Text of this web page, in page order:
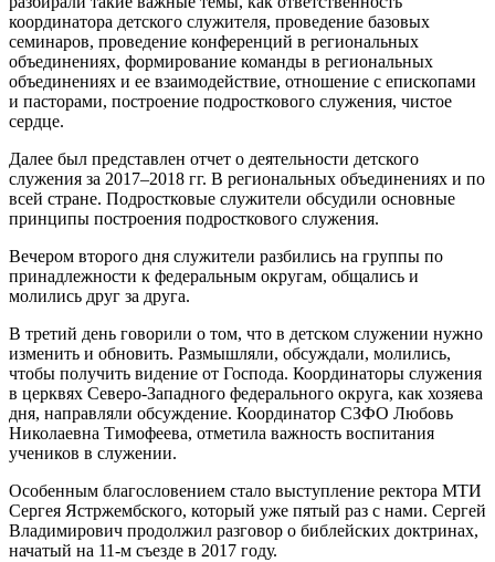
координатора детского служителя, проведение базовых
семинаров, проведение конференций в региональных
объединениях, формирование команды в региональных
объединениях и ее взаимодействие, отношение с епископами
и пасторами, построение подросткового служения, чистое
сердце.
Далее был представлен отчет о деятельности детского
служения за 2017–2018 гг. В региональных объединениях и по
всей стране. Подростковые служители обсудили основные
принципы построения подросткового служения.
Вечером второго дня служители разбились на группы по
принадлежности к федеральным округам, общались и
молились друг за друга.
В третий день говорили о том, что в детском служении нужно
изменить и обновить. Размышляли, обсуждали, молились,
чтобы получить видение от Господа. Координаторы служения
в церквях Северо-Западного федерального округа, как хозяева
дня, направляли обсуждение. Координатор СЗФО Любовь
Николаевна Тимофеева, отметила важность воспитания
учеников в служении.
Особенным благословением стало выступление ректора МТИ
Сергея Ястржембского, который уже пятый раз с нами. Сергей
Владимирович продолжил разговор о библейских доктринах,
начатый на 11-м съезде в 2017 году.